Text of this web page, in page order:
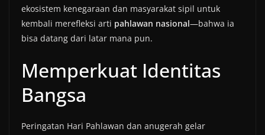
ekosistem kenegaraan dan masyarakat sipil untuk
kembali merefleksi arti pahlawan nasional—bahwa ia
bisa datang dari latar mana pun.
Memperkuat Identitas
Bangsa
Peringatan Hari Pahlawan dan anugerah gelar